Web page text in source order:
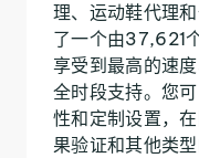
理、运动鞋代理
了一个由37,621
享受到最高的速
全时段支持。您
性和定制设置，
果验证和其他类